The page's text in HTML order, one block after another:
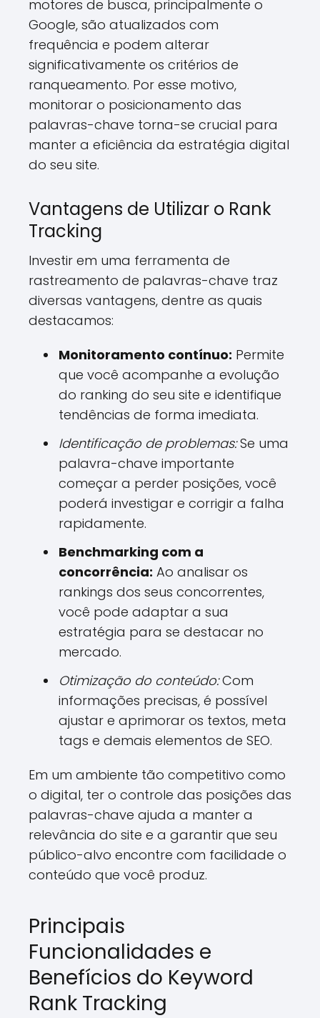
motores de busca, principalmente o
Google, são atualizados com
frequência e podem alterar
significativamente os critérios de
ranqueamento. Por esse motivo,
monitorar o posicionamento das
palavras-chave torna-se crucial para
manter a eficiência da estratégia digital
do seu site.
Vantagens de Utilizar o Rank
Tracking
Investir em uma ferramenta de
rastreamento de palavras-chave traz
diversas vantagens, dentre as quais
destacamos:
Monitoramento contínuo: Permite
que você acompanhe a evolução
do ranking do seu site e identifique
tendências de forma imediata.
Identificação de problemas:Se uma
palavra-chave importante
começar a perder posições, você
poderá investigar e corrigir a falha
rapidamente.
Benchmarking com a
concorrência: Ao analisar os
rankings dos seus concorrentes,
você pode adaptar a sua
estratégia para se destacar no
mercado.
Otimização do conteúdo:Com
informações precisas, é possível
ajustar e aprimorar os textos, meta
tags e demais elementos de SEO.
Em um ambiente tão competitivo como
o digital, ter o controle das posições das
palavras-chave ajuda a manter a
relevância do site e a garantir que seu
público-alvo encontre com facilidade o
conteúdo que você produz.
Principais
Funcionalidades e
Benefícios do Keyword
Rank Tracking